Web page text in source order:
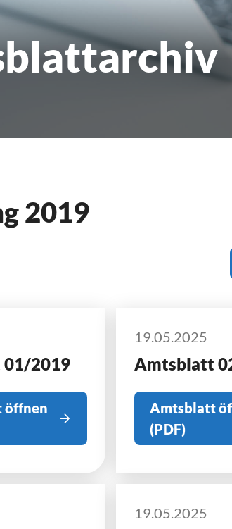
2019
2019
öffnen
19.05.2025
Amtsblatt
Amtsblatt
(PDF)
19.05.2025